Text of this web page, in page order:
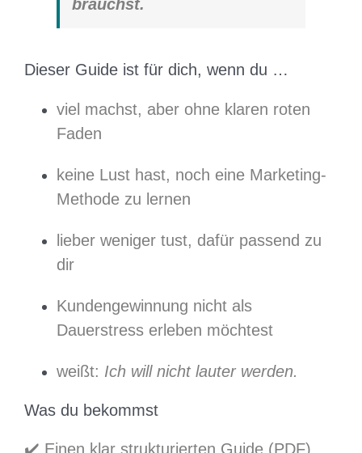
brauchst.
Dieser Guide ist für dich, wenn du …
viel machst, aber ohne klaren roten
Faden
keine Lust hast, noch eine Marketing-
Methode zu lernen
lieber weniger tust, dafür passend zu
dir
Kundengewinnung nicht als
Dauerstress erleben möchtest
weißt: Ich will nicht lauter werden.
Was du bekommst
✔️ Einen klar strukturierten Guide (PDF)